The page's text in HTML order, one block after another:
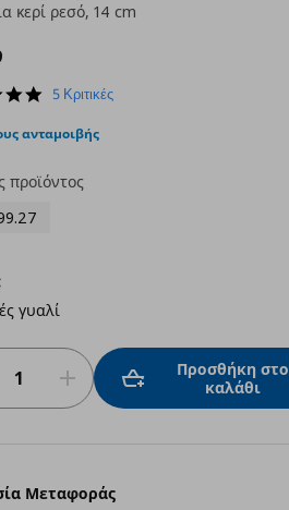
κερί ρεσό, 14 cm
τιμή
5.0
rating
5 Κριτικές
ανταμοιβής
προϊόντος
γυαλί
Προσθήκη στο
καλάθι
Μεταφοράς